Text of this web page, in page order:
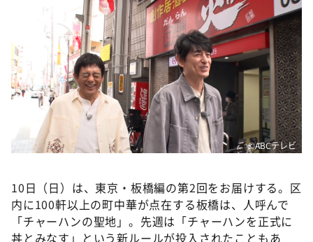
news おかえり
河合＆A.B.C-Z塚田×福井アナ「なんでやねん！？」
（news おかえり）
DAIGOも台所 ～きょうの献立 何にする？～
本日はダイアンなり！シーズン２
朝だ！生です旅サラダ
教えて！ニュースライブ 正義のミカタ
新婚さんいらっしゃい！
ポツンと一軒家
ザキ山小屋本館
©️ABCテレビ
10日（日）は、東京・板橋編の第2回をお届けする。区
内に100軒以上の町中華が点在する板橋は、人呼んで
「チャーハンの聖地」。先週は「チャーハンを正式に
丼とみなす」という新ルールが投入されたこともあ